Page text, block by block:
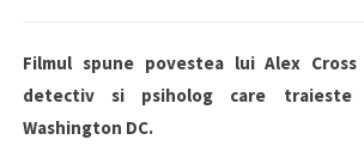
Filmul spune povestea lui Alex
detectiv si psiholog care traieste
Washington DC.